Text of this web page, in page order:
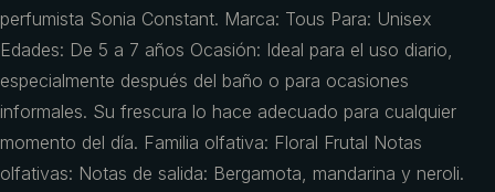
perfumista Sonia Constant. Marca: Tous Para: Unisex
Edades: De 5 a 7 años Ocasión: Ideal para el uso diario,
especialmente después del baño o para ocasiones
informales. Su frescura lo hace adecuado para cualquier
momento del día. Familia olfativa: Floral Frutal Notas
olfativas: Notas de salida: Bergamota, mandarina y neroli.